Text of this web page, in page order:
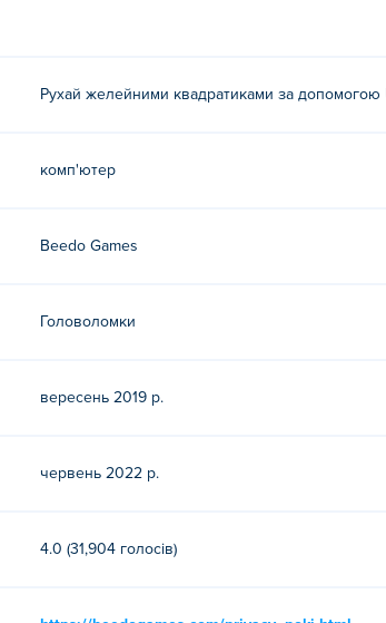
Рухай желейними квадратиками за
комп'ютер
Beedo Games
Головоломки
вересень 2019 р.
червень 2022 р.
4.0 (31,904 голосів)